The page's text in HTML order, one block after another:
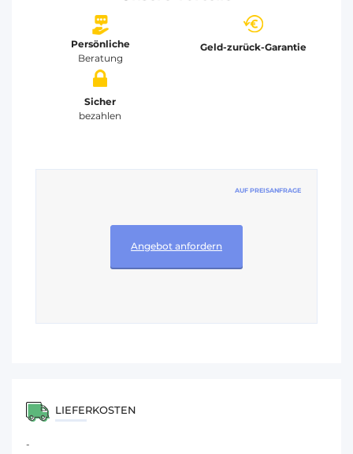
Persönliche
Beratung
Geld-zurück-Garantie
Sicher
bezahlen
AUF PREISANFRAGE
Angebot anfordern
LIEFERKOSTEN
-